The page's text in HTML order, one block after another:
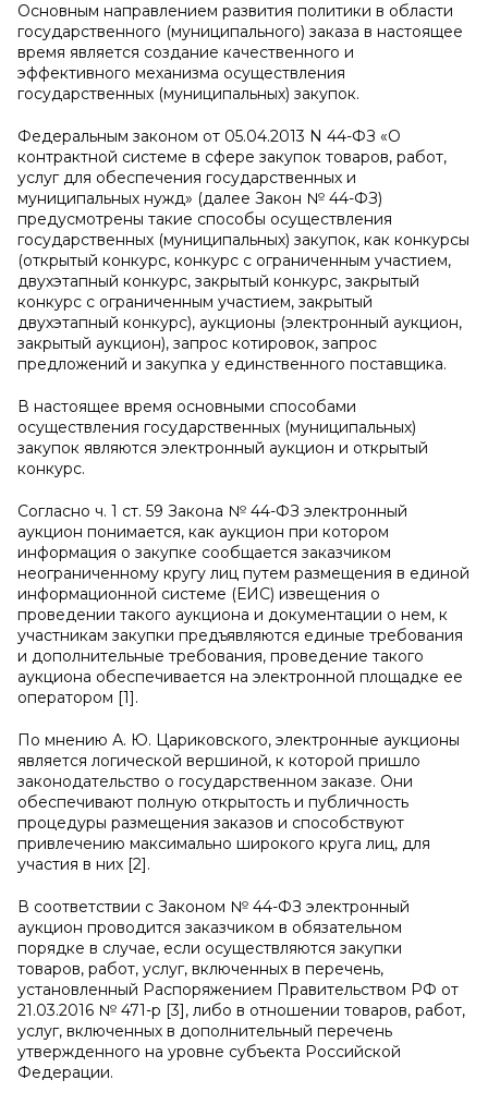
Основным направлением развития политики в области
государственного (муниципального) заказа в настоящее
время является создание качественного и
эффективного механизма осуществления
государственных (муниципальных) закупок.
Федеральным законом от 05.04.2013 N 44-ФЗ «О
контрактной системе в сфере закупок товаров, работ,
услуг для обеспечения государственных и
муниципальных нужд» (далее Закон № 44-ФЗ)
предусмотрены такие способы осуществления
государственных (муниципальных) закупок, как конкурсы
(открытый конкурс, конкурс с ограниченным участием,
двухэтапный конкурс, закрытый конкурс, закрытый
конкурс с ограниченным участием, закрытый
двухэтапный конкурс), аукционы (электронный аукцион,
закрытый аукцион), запрос котировок, запрос
предложений и закупка у единственного поставщика.
В настоящее время основными способами
осуществления государственных (муниципальных)
закупок являются электронный аукцион и открытый
конкурс.
Согласно ч. 1 ст. 59 Закона № 44-ФЗ электронный
аукцион понимается, как аукцион при котором
информация о закупке сообщается заказчиком
неограниченному кругу лиц путем размещения в единой
информационной системе (ЕИС) извещения о
проведении такого аукциона и документации о нем, к
участникам закупки предъявляются единые требования
и дополнительные требования, проведение такого
аукциона обеспечивается на электронной площадке ее
оператором [1].
По мнению А. Ю. Цариковского, электронные аукционы
является логической вершиной, к которой пришло
законодательство о государственном заказе. Они
обеспечивают полную открытость и публичность
процедуры размещения заказов и способствуют
привлечению максимально широкого круга лиц, для
участия в них [2].
В соответствии с Законом № 44-ФЗ электронный
аукцион проводится заказчиком в обязательном
порядке в случае, если осуществляются закупки
товаров, работ, услуг, включенных в перечень,
установленный Распоряжением Правительством РФ от
21.03.2016 № 471-р [3], либо в отношении товаров, работ,
услуг, включенных в дополнительный перечень
утвержденного на уровне субъекта Российской
Федерации.